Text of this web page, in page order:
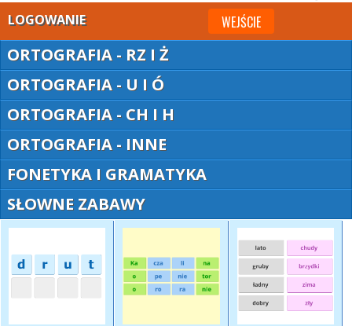
LOGOWANIE WEJŚCIE
ORTOGRAFIA - RZ I Ż
ORTOGRAFIA - U I Ó
ORTOGRAFIA - CH I H
ORTOGRAFIA - INNE
FONETYKA I GRAMATYKA
SŁOWNE ZABAWY